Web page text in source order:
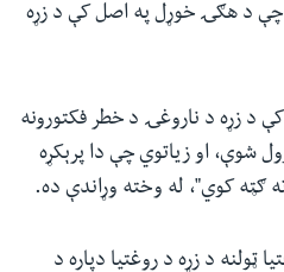
چې د هګۍ خوړل په اصل کې د زړه
د زړه د ناروغۍ د خطر فکتورونه
شوې، او زیاتوي چې دا پرېکړه
ګټه کوي"، له وخته وړاندې ده.
ټولنه د زړه د روغتیا دپاره د